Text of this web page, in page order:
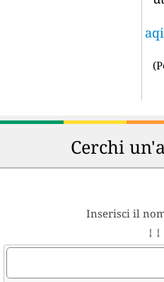
(
Cerchi
Inserisci il
↓ ↓